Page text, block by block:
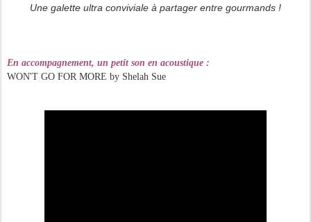
Une galette ultra conviviale à partager entre gourmands !
En accompagnement, un petit son en acoustique :
WON'T GO FOR MORE by Shelah Sue